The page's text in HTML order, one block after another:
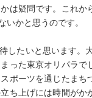
は疑問です。これか
かと思うのです。
したいと思います。
った東京オリパラで
ポーツを通じたまち
ち上げには時間がか